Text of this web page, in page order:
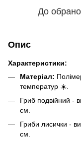
До
Опис
Характеристики:
Матеріал:
температур ☀️.
Гриб подвійний -
см.
Гриби лисички -
см.